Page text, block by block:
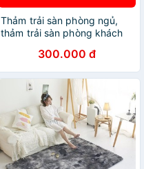
Thảm trải sàn phòng ngủ,
thảm trải sàn phòng khách
kính 120cm300.000 đ